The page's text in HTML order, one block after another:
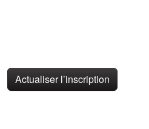
Actualiser l’inscription